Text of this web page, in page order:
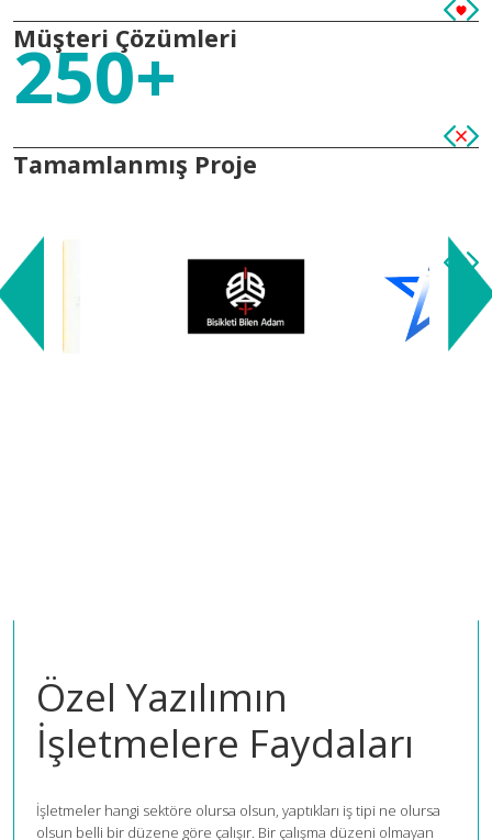
Müşteri Çözümleri
250+
Tamamlanmış Proje
Özel Yazılımın
İşletmelere Faydaları
İşletmeler hangi sektöre olursa olsun, yaptıkları iş tipi ne olursa
olsun belli bir düzene göre çalışır. Bir çalışma düzeni olmayan